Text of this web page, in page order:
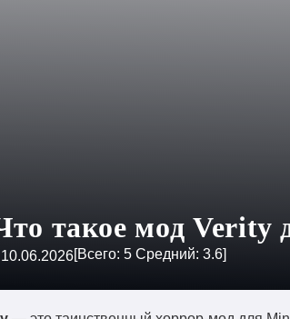
такое мод Verity
10.06.2026[Всего: 5 Средний: 3.6]